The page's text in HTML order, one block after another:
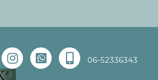
06-52336343